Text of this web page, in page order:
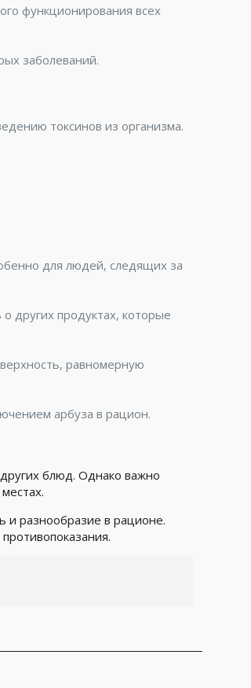
функционирования всех
заболеваний.
токсинов из организма.
для людей, следящих за
других продуктах, которые
равномерную
арбуза в рацион.
блюд. Однако важно
и разнообразие в рационе.